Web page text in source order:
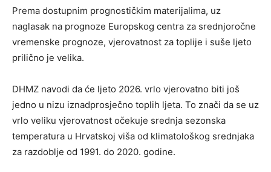
Prema dostupnim prognostičkim materijalima, uz
naglasak na prognoze Europskog centra za srednjoročne
vremenske prognoze, vjerovatnost za toplije i suše ljeto
prilično je velika.
DHMZ navodi da će ljeto 2026. vrlo vjerovatno biti još
jedno u nizu iznadprosječno toplih ljeta. To znači da se uz
vrlo veliku vjerovatnost očekuje srednja sezonska
temperatura u Hrvatskoj viša od klimatološkog srednjaka
za razdoblje od 1991. do 2020. godine.